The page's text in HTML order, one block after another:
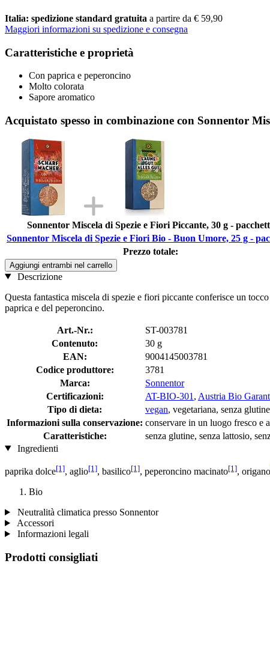
Italia: spedizione standard gratuita a partire da € 59,90
Maggiori informazioni su spedizione e consegna
Caratteristiche e proprietà
Con paprica e peperoncino
Molto colorata
Sapore aromatico
Acquistato spesso in combinazione con Sonnentor
Sonnentor Miscela di Spezie e Fiori Piccante, 30 g -
Sonnentor Miscela di Spezie e Fiori Bio - Buon Umore, 25 g -
Prezzo totale:
Aggiungi entrambi nel carrello
Descrizione
Questa fantastica miscela di spezie e fiori piccante conferisce un
paprica e del peperoncino.
Art.-Nr.:
ST-003781
Contenuto:
30 g
EAN:
9004145003781
Codice produttore:
3781
Marca:
Sonnentor
Certificazioni:
AT-BIO-301 , Austria Bio
Tipo di dieta:
vegan, vegetariana, senza
Informazioni sulla conservazione: conservare in un luogo fresco e
Caratteristiche:
senza glutine, senza lattosio,
Ingredienti
paprika dolce[1], aglio[1], basilico[1], peperoncino macinato[1], origano
Bio
Neutralità climatica presso Sonnentor
Accessori
Informazioni legali
Prodotti consigliati